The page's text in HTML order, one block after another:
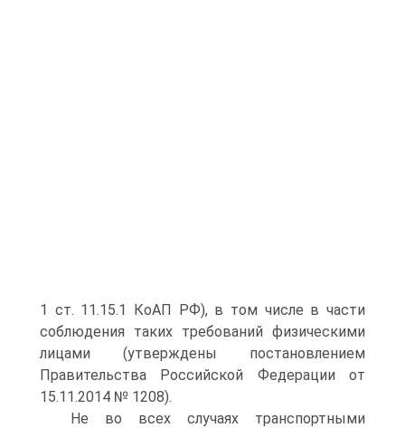
1 ст. 11.15.1 КоАП РФ), в том числе в части
соблюдения таких требований физическими
лицами (утверждены постановлением
Правительства Российской Федерации от
15.11.2014 № 1208).
Не во всех случаях транспортными